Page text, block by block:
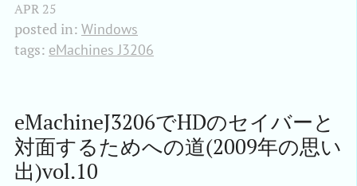
APR 25
posted in: Windows
tags: eMachines J3206
eMachineJ3206でHDのセイバーと
対面するためへの道(2009年の思い
出)vol.10